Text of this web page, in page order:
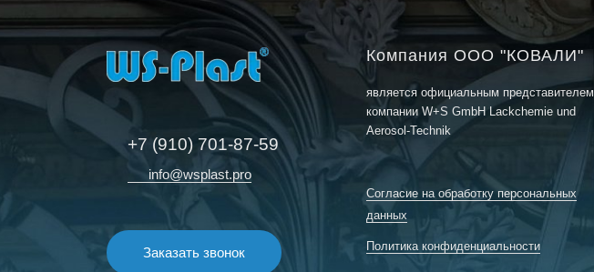
+7 (910) 701-87-59
info@wsplast.pro
Заказать звонок
Компания ООО "КОВАЛИ"
является официальным представителем
компании W+S GmbH Lackchemie und
Aerosol-Technik
Согласие на обработку персональных
данных
Политика конфиденциальности